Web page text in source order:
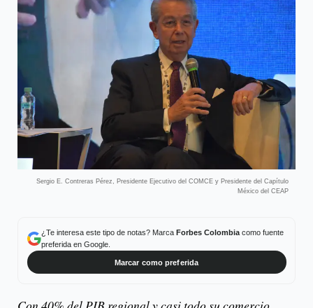
Sergio E. Contreras Pérez, Presidente Ejecutivo del COMCE y Presidente del Capítulo
México del CEAP
¿Te interesa este tipo de notas? Marca Forbes Colombiacomo fuente
preferida en Google.
Marcar como preferida